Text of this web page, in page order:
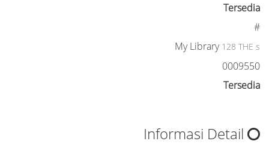
Tersedia
#
My Library 128 THE s
0009550
Tersedia